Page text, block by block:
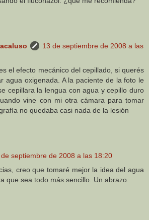
13 de septiembre de 2008 a las
el efecto mecánico del cepillado, si querés
agua oxigenada. A la paciente de la foto le
cepillara la lengua con agua y cepillo duro
vine con mi otra cámara para tomar
no quedaba casi nada de la lesión
de septiembre de 2008 a las 18:20
creo que tomaré mejor la idea del agua
que sea todo más sencillo. Un abrazo.